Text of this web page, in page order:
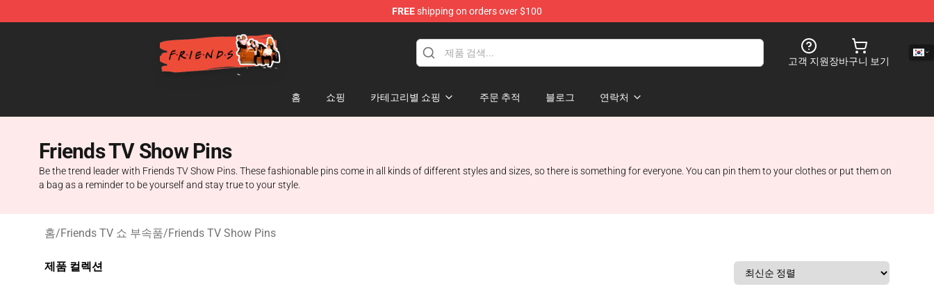
FREEshipping on orders over $100
Friends Store - Official Friends Merchandise Shop
고객 지원장바구니 보기
홈 쇼핑 카테고리별 쇼핑 주문 추적 블로그 연락처
Friends TV Show Pins
Be the trend leader with Friends TV Show Pins. These fashionable pins come in all kinds of different styles and sizes, so there is something for everyone. You can pin them to your clothes or put them on
a bag as a reminder to be yourself and stay true to your style.
홈/Friends TV 쇼 부속품/Friends TV Show Pins
제품 컬렉션